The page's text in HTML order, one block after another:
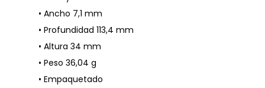
• Ancho 7,1 mm
• Profundidad 113,4 mm
• Altura 34 mm
• Peso 36,04 g
• Empaquetado